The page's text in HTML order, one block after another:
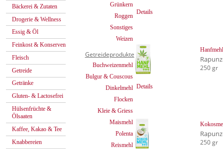
Bäckerei & Zutaten
Drogerie & Wellness
Essig & Öl
Feinkost & Konserven
Fleisch
Getreide
Getränke
Gluten- & Lactosefrei
Hülsenfrüchte &
Ölsaaten
Kaffee, Kakao & Tee
Knabbereien
Grünkern
Roggen
Sonstiges
Weizen
Getreideprodukte
Buchweizenmehl
Bulgur & Couscous
Dinkelmehl
Flocken
Kleie & Griess
Maismehl
Polenta
Reismehl
Details
Details
Hanfmehl
250 gr
250 gr